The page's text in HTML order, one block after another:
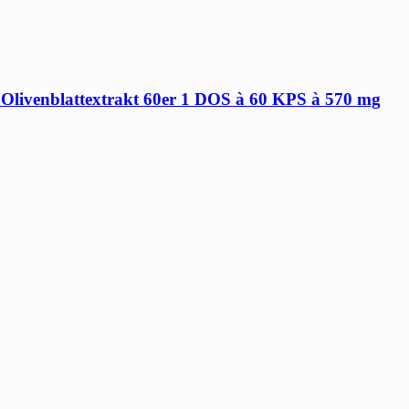
60er 1 DOS à 60 KPS à 570 mg